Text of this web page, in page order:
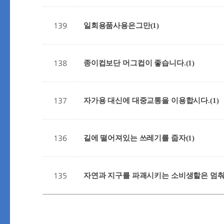
139 일회용품사용은그만(1)
138 종이컵보단 머그컵이 좋습니다.(1)
137 자가용 대신에 대중교통을 이용합시다.(1)
136 길에 떨어져있는 쓰레기를 줍자(1)
135 자연과 지구를 파괘시키는 소비생할은 멈